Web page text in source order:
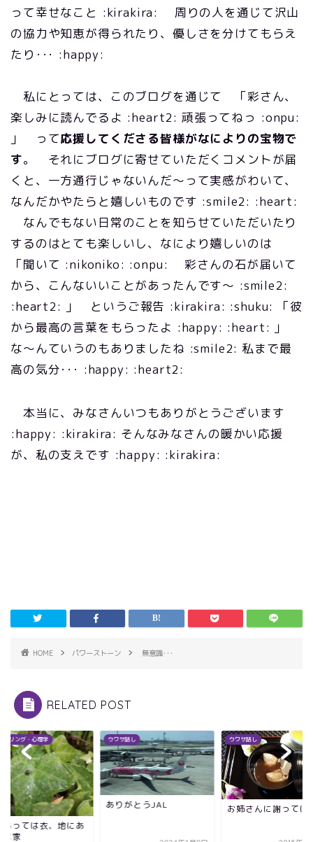
って幸せなこと :kirakira: 周りの人を通じて沢山
の協力や知恵が得られたり、優しさを分けてもらえ
たり･･･ :happy:
私にとっては、このブログを通じて 「彩さん、
楽しみに読んでるよ :heart2: 頑張ってねっ :onpu:
」 って応援してくださる皆様がなによりの宝物で
す。 それにブログに寄せていただくコメントが届
くと、一方通行じゃないんだ～って実感がわいて、
なんだかやたらと嬉しいものです :smile2: :heart:
なんでもない日常のことを知らせていただいたり
するのはとても楽しいし、なにより嬉しいのは
「聞いて :nikoniko: :onpu: 彩さんの石が届いて
から、こんないいことがあったんです～ :smile2:
:heart2: 」 というご報告 :kirakira: :shuku: 「彼
から最高の言葉をもらったよ :happy: :heart: 」
な～んていうのもありましたね :smile2: 私まで最
高の気分･･･ :happy: :heart2:
本当に、みなさんいつもありがとうございます
:happy: :kirakira: そんなみなさんの暖かい応援
が、私の支えです :happy: :kirakira:
HOME パワーストーン 無意識･･･
RELATED POST
セリング・心理学
あっては衣、地にあ
は家
ウワサ話し
ありがとうJAL
ウワサ話し
お姉さんに謝ってけ